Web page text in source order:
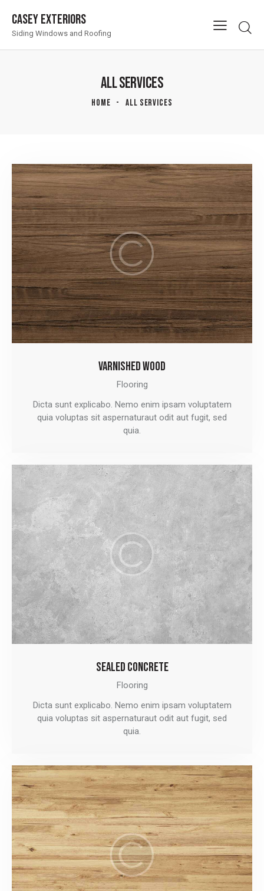
Casey Exteriors
Siding Windows and Roofing
ALL SERVICES
HOME ALL SERVICES
VARNISHED WOOD
Flooring
Dicta sunt explicabo. Nemo enim ipsam voluptatem
quia voluptas sit aspernaturaut odit aut fugit, sed
quia.
SEALED CONCRETE
Flooring
Dicta sunt explicabo. Nemo enim ipsam voluptatem
quia voluptas sit aspernaturaut odit aut fugit, sed
quia.